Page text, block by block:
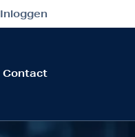
Inloggen
Contact